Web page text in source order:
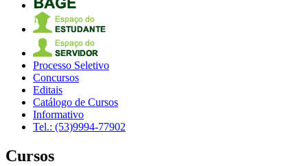
Processo Seletivo
Concursos
Editais
Catálogo de Cursos
Informativo
Tel.: (53)9994-77902
Cursos